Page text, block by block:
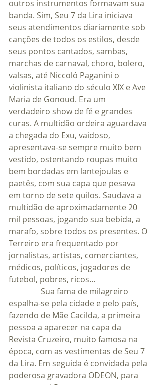
outros instrumentos formavam sua
banda. Sim, Seu 7 da Lira iniciava
seus atendimentos diariamente sob
canções de todos os estilos, desde
seus pontos cantados, sambas,
marchas de carnaval, choro, bolero,
valsas, até Niccoló Paganini o
violinista italiano do século XIX e Ave
Maria de Gonoud. Era um
verdadeiro show de fé e grandes
curas. A multidão ordeira aguardava
a chegada do Exu, vaidoso,
apresentava-se sempre muito bem
vestido, ostentando roupas muito
bem bordadas em lantejoulas e
paetês, com sua capa que pesava
em torno de sete quilos. Saudava a
multidão de aproximadamente 20
mil pessoas, jogando sua bebida, a
marafo, sobre todos os presentes. O
Terreiro era frequentado por
jornalistas, artistas, comerciantes,
médicos, políticos, jogadores de
futebol, pobres, ricos...
Sua fama de milagreiro
espalha-se pela cidade e pelo país,
fazendo de Mãe Cacilda, a primeira
pessoa a aparecer na capa da
Revista Cruzeiro, muito famosa na
época, com as vestimentas de Seu 7
da Lira. Em seguida é convidada pela
poderosa gravadora ODEON, para